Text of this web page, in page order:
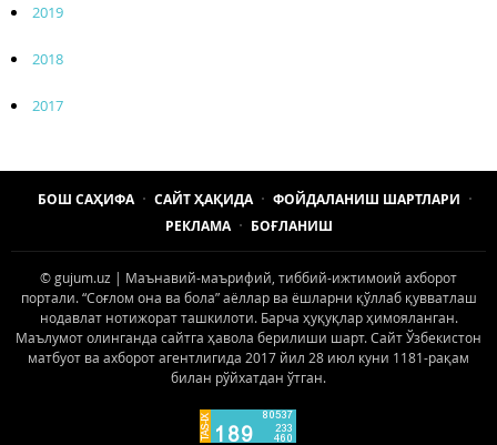
2019
2018
2017
БОШ САҲИФА САЙТ ҲАҚИДА
ФОЙДАЛАНИШ ШАРТЛАРИ
РЕКЛАМА
БОҒЛАНИШ
© gujum.uz | Маънавий-маърифий, тиббий-ижтимоий ахборот
портали. “Соғлом она ва бола” аёллар ва ёшларни қўллаб қувватлаш
нодавлат нотижорат ташкилоти. Барча ҳуқуқлар ҳимояланган.
Маълумот олинганда сайтга ҳавола берилиши шарт. Сайт Ўзбекистон
матбуот ва ахборот агентлигида 2017 йил 28 июл куни 1181-рақам
билан рўйхатдан ўтган.